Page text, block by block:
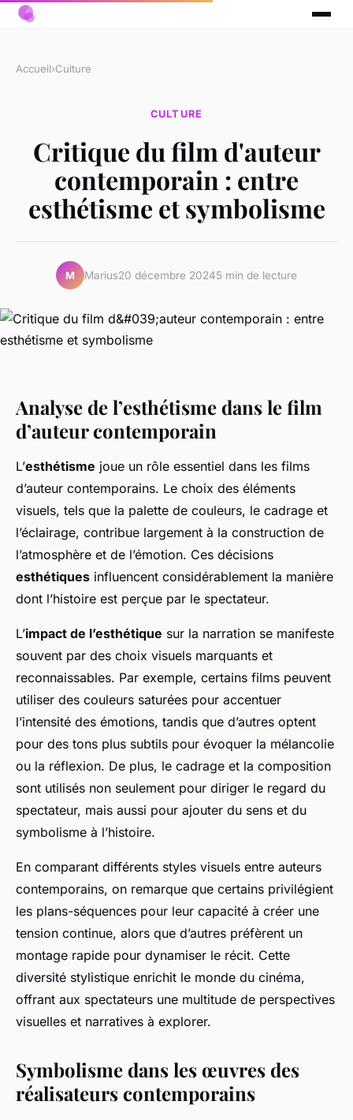
Accueil›Culture
CULTURE
Critique du film d'auteur
contemporain : entre
esthétisme et symbolisme
M Marius20 décembre 20245 min de lecture
Analyse de l’esthétisme dans le film
d’auteur contemporain
L’esthétisme joue un rôle essentiel dans les films
d’auteur contemporains. Le choix des éléments
visuels, tels que la palette de couleurs, le cadrage et
l’éclairage, contribue largement à la construction de
l’atmosphère et de l’émotion. Ces décisions
esthétiques influencent considérablement la manière
dont l’histoire est perçue par le spectateur.
L’impact de l’esthétique sur la narration se manifeste
souvent par des choix visuels marquants et
reconnaissables. Par exemple, certains films peuvent
utiliser des couleurs saturées pour accentuer
l’intensité des émotions, tandis que d’autres optent
pour des tons plus subtils pour évoquer la mélancolie
ou la réflexion. De plus, le cadrage et la composition
sont utilisés non seulement pour diriger le regard du
spectateur, mais aussi pour ajouter du sens et du
symbolisme à l’histoire.
En comparant différents styles visuels entre auteurs
contemporains, on remarque que certains privilégient
les plans-séquences pour leur capacité à créer une
tension continue, alors que d’autres préfèrent un
montage rapide pour dynamiser le récit. Cette
diversité stylistique enrichit le monde du cinéma,
offrant aux spectateurs une multitude de perspectives
visuelles et narratives à explorer.
Symbolisme dans les œuvres des
réalisateurs contemporains